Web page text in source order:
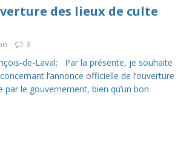
des lieux de culte
3
de-Laval; Par la présente, je souhaite
l’annonce officielle de l’ouverture
le gouvernement, bien qu’un bon